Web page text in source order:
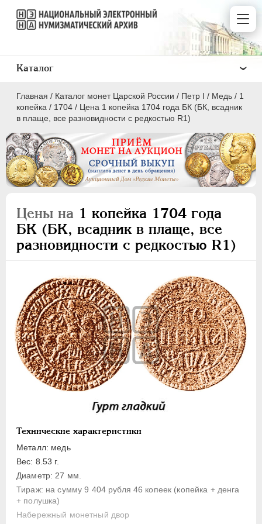
Главная / Каталог монет Царской России / Пeтр I / Медь / 1
копейка / 1704 / Цена 1 копейка 1704 года БК (БК, всадник
в плаще, все разновидности с редкостью R1)
Цены на 1 копейка 1704 года
БК (БК, всадник в плаще, все
разновидности с редкостью R1)
Технические характеристики
Металл: медь
Вес: 8.53 г.
Диаметр: 27 мм.
Тираж: на сумму 9 404 рубля 46 копеек (копейка + денга
+ полушка)
Набережный монетный двор
Каталог
ПEТР I 1699 - 1725
Серебро
Медь
5 копеек
Денга
Полушка
Полполушки
Пробные
Для Речи Посполитой
Монетовидные жетоны
ЕКАТЕРИНА I 1725-1727
1727-1729
АННА ИОАННОВНА
ИОАНН АНТОНОВИЧ
ЕЛИЗАВЕТА
ПЕТР III 1762-1762
ЕКАТЕРИНА II 1762-1796
ПАВЕЛ I
1796-1801